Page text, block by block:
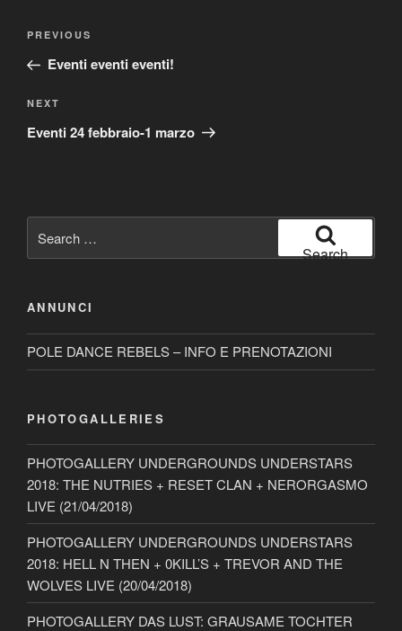
Post
Previous
Post
PREVIOUS
Eventi eventi eventi!
Next
Post
NEXT
Eventi 24 febbraio-1 marzo
for:
Search
ANNUNCI
POLE DANCE REBELS – INFO E PRENOTAZIONI
PHOTOGALLERIES
PHOTOGALLERY UNDERGROUNDS UNDERSTARS
2018: THE NUTRIES + RESET CLAN + NERORGASMO
LIVE (21/04/2018)
PHOTOGALLERY UNDERGROUNDS UNDERSTARS
2018: HELL N THEN + 0KILL’S + TREVOR AND THE
WOLVES LIVE (20/04/2018)
PHOTOGALLERY DAS LUST: GRAUSAME TOCHTER